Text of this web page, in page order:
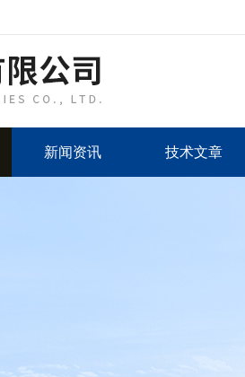
新闻资讯 技术文章